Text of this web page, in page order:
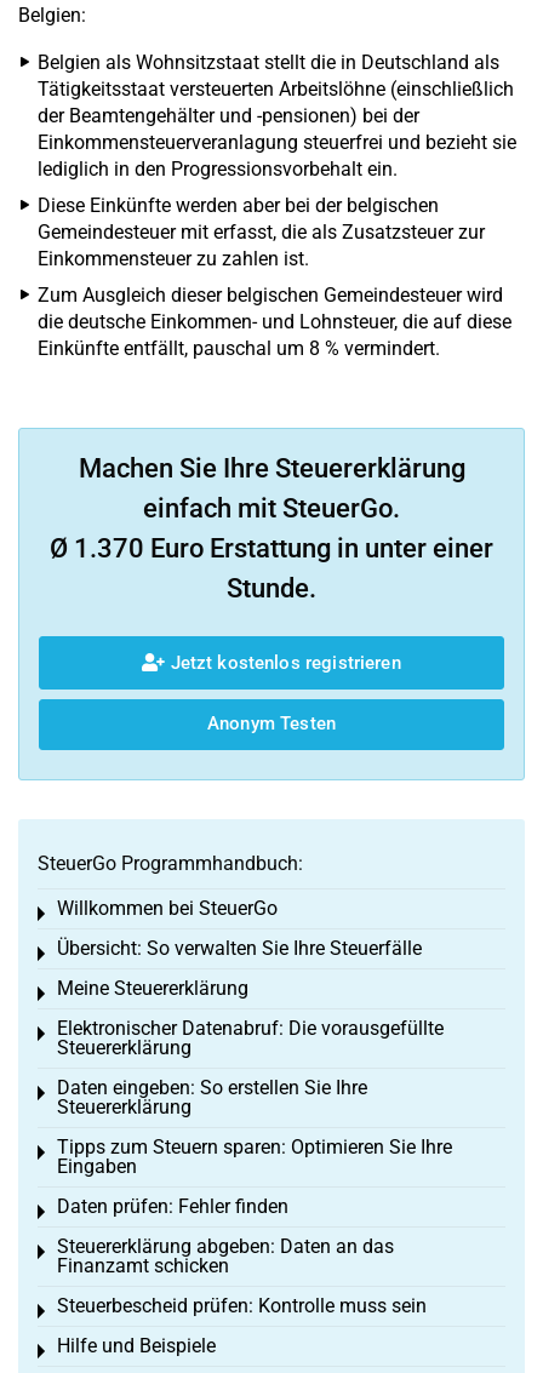
Belgien:
Belgien als Wohnsitzstaat stellt die in Deutschland als
Tätigkeitsstaat versteuerten Arbeitslöhne (einschließlich
der Beamtengehälter und -pensionen) bei der
Einkommensteuerveranlagung steuerfrei und bezieht sie
lediglich in den Progressionsvorbehalt ein.
Diese Einkünfte werden aber bei der belgischen
Gemeindesteuer mit erfasst, die als Zusatzsteuer zur
Einkommensteuer zu zahlen ist.
Zum Ausgleich dieser belgischen Gemeindesteuer wird
die deutsche Einkommen- und Lohnsteuer, die auf diese
Einkünfte entfällt, pauschal um 8 % vermindert.
Machen Sie Ihre Steuererklärung
einfach mit SteuerGo.
Ø 1.370 Euro Erstattung in unter einer
Stunde.
Jetzt kostenlos registrieren
Anonym Testen
SteuerGo Programmhandbuch:
Willkommen bei SteuerGo
Toggle menu
Übersicht: So verwalten Sie Ihre Steuerfälle
Toggle menu
Meine Steuererklärung
Toggle menu
Elektronischer Datenabruf: Die vorausgefüllte
Steuererklärung
Toggle menu
Daten eingeben: So erstellen Sie Ihre
Steuererklärung
Toggle menu
Tipps zum Steuern sparen: Optimieren Sie Ihre
Eingaben
Toggle menu
Daten prüfen: Fehler finden
Toggle menu
Steuererklärung abgeben: Daten an das
Finanzamt schicken
Toggle menu
Steuerbescheid prüfen: Kontrolle muss sein
Toggle menu
Hilfe und Beispiele
Toggle menu